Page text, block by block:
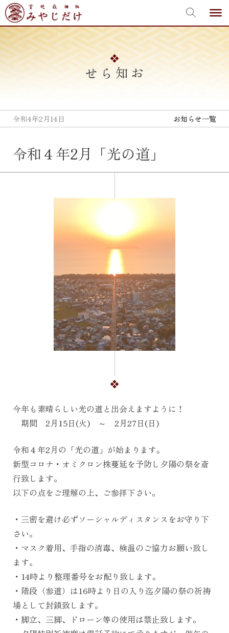
Skip
to
content
お知らせ
令和4年2月14日 お知らせ一覧
令和４年2月「光の道」
今年も素晴らしい光の道と出会えますように！
期間 2月15日(火) ～ 2月27日(日)
令和４年2月の「光の道」が始まります。
新型コロナ・オミクロン株蔓延を予防し夕陽の祭を斎
行致します。
以下の点をご理解の上、ご参拝下さい。
・三密を避け必ずソーシャルディスタンスをお守り下
さい。
・マスク着用、手指の消毒、検温のご協力お願い致し
ます。
・14時より整理番号をお配り致します。
・階段（参道）は16時より日の入り迄夕陽の祭の祈祷
場として封鎖致します。
・脚立、三脚、ドローン等の使用は禁止致します。